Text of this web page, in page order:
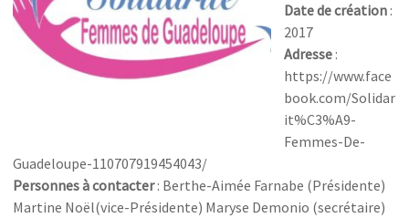
Date de création :
2017
Adresse :
https://www.face
book.com/Solidar
it%C3%A9-
Femmes-De-
Guadeloupe-110707919454043/
Personnes à contacter: Berthe-Aimée Farnabe (Présidente)
Martine Noël(vice-Présidente) Maryse Demonio (secrétaire)